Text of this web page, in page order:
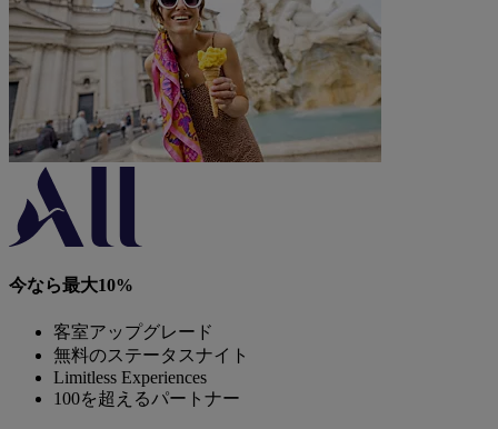
今なら最大10%
客室アップグレード
無料のステータスナイト
Limitless Experiences
100を超えるパートナー